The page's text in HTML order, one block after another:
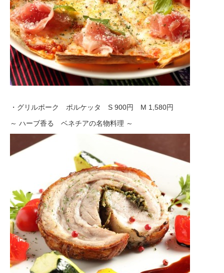
・グリルポーク ポルケッタ S 900円 M 1,580円
～ ハーブ香る ベネチアの名物料理 ～